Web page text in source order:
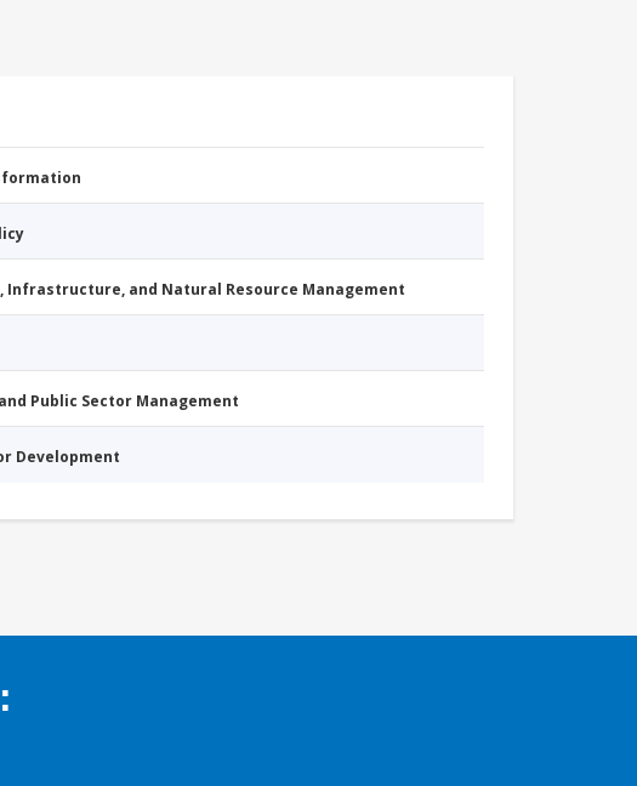
Infrastructure, and Natural Resource Management
Public Sector Management
Development